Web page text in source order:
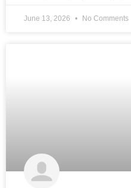
June 13, 2026 No Comments